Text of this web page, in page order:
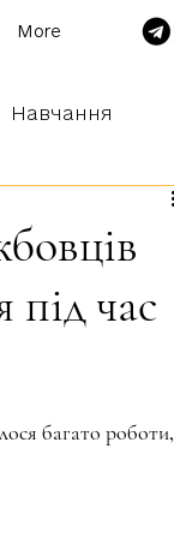
More
Навчання
під час
багато роботи,